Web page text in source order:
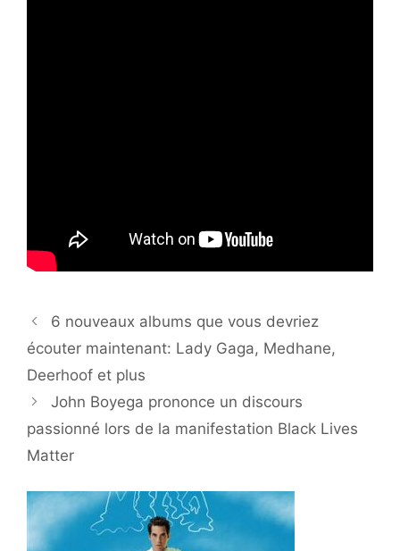
6 nouveaux albums que vous devriez
écouter maintenant: Lady Gaga, Medhane,
Deerhoof et plus
John Boyega prononce un discours
passionné lors de la manifestation Black Lives
Matter